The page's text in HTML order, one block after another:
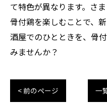
て特色が異なります。さ
骨付鶏を楽しむことで、
酒屋でのひとときを、骨
みませんか？
< 前のページ 一